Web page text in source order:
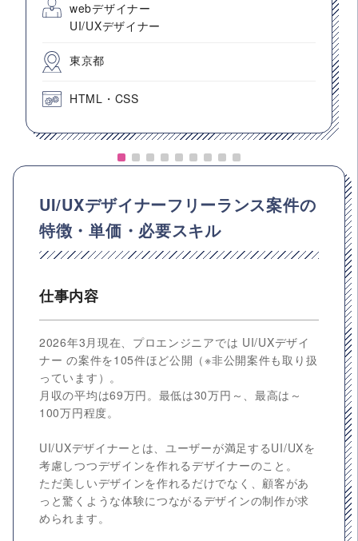
webデザイナー
UI/UXデザイナー
東京都
HTML・CSS
UI/UXデザイナーフリーランス案件の
特徴・単価・必要スキル
仕事内容
2026年3月現在、プロエンジニアでは UI/UXデザイ
ナー の案件を105件ほど公開（※非公開案件も取り扱
っています）。
月収の平均は69万円。最低は30万円～、最高は～
100万円程度。
UI/UXデザイナーとは、ユーザーが満足するUI/UXを
考慮しつつデザインを作れるデザイナーのこと。
ただ美しいデザインを作れるだけでなく、顧客があ
っと驚くような体験につながるデザインの制作が求
められます。